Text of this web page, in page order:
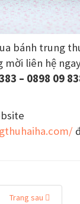
bánh trung
mời liên hệ
– 0898 09
Trang sau